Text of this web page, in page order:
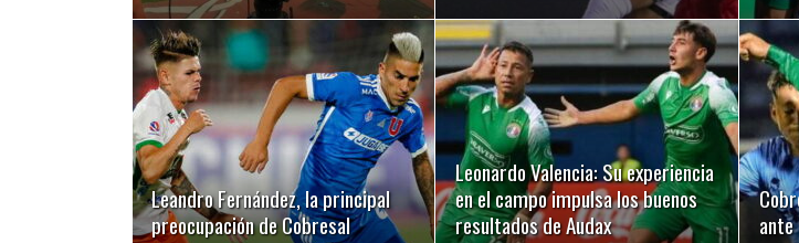
Leandro Fernández, la principal
preocupación de Cobresal
LEER MÁS
Leonardo Valencia: Su experiencia
en el campo impulsa los buenos
resultados de Audax
LEER MÁS